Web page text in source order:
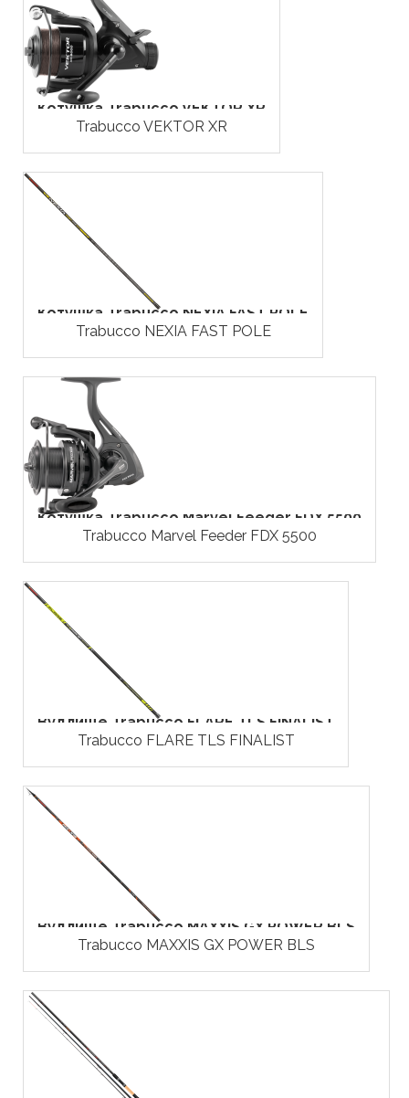
Котушка Trabucco VEKTOR XR
Trabucco VEKTOR XR
Котушка Trabucco NEXIA FAST POLE
Trabucco NEXIA FAST POLE
Котушка Trabucco Marvel Feeder FDX 5500
Trabucco Marvel Feeder FDX 5500
Вудлище Trabucco FLARE TLS FINALIST
Trabucco FLARE TLS FINALIST
Вудлище Trabucco MAXXIS GX POWER BLS
Trabucco MAXXIS GX POWER BLS